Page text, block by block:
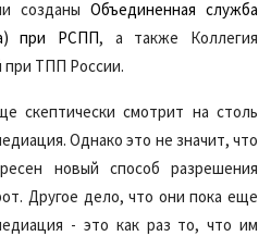
созданы Объединенная служба
при РСПП, а также Коллегия
ТПП России.
скептически смотрит на столь
Однако это не значит, что
новый способ разрешения
Другое дело, что они пока еще
- это как раз то, что им